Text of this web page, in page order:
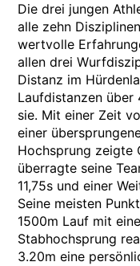
Die drei jungen
alle zehn
wertvolle
allen drei
Distanz im
Laufdistanzen über
sie. Mit einer Zeit
einer
Hochsprung zeigte
überragte seine
11,75s und einer
Seine meisten
1500m Lauf mit
Stabhochsprung
3.20m eine